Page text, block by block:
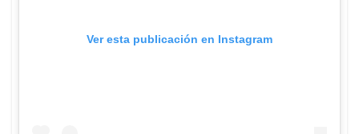
Ver esta publicación en Instagram